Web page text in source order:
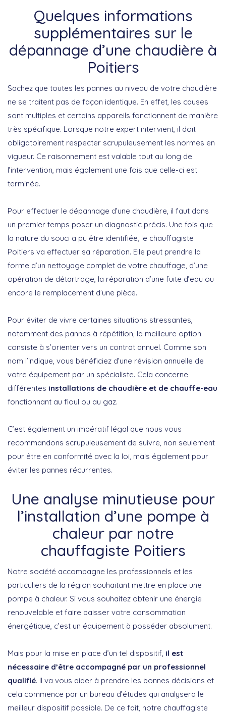
Quelques informations
supplémentaires sur le
dépannage d’une chaudière à
Poitiers
Sachez que toutes les pannes au niveau de votre chaudière
ne se traitent pas de façon identique. En effet, les causes
sont multiples et certains appareils fonctionnent de manière
très spécifique. Lorsque notre expert intervient, il doit
obligatoirement respecter scrupuleusement les normes en
vigueur. Ce raisonnement est valable tout au long de
l’intervention, mais également une fois que celle-ci est
terminée.
Pour effectuer le dépannage d’une chaudière, il faut dans
un premier temps poser un diagnostic précis. Une fois que
la nature du souci a pu être identifiée, le chauffagiste
Poitiers va effectuer sa réparation. Elle peut prendre la
forme d’un nettoyage complet de votre chauffage, d’une
opération de détartrage, la réparation d’une fuite d’eau ou
encore le remplacement d’une pièce.
Pour éviter de vivre certaines situations stressantes,
notamment des pannes à répétition, la meilleure option
consiste à s’orienter vers un contrat annuel. Comme son
nom l’indique, vous bénéficiez d’une révision annuelle de
votre équipement par un spécialiste. Cela concerne
différentes installations de chaudière et de chauffe-eau
fonctionnant au fioul ou au gaz.
C’est également un impératif légal que nous vous
recommandons scrupuleusement de suivre, non seulement
pour être en conformité avec la loi, mais également pour
éviter les pannes récurrentes.
Une analyse minutieuse pour
l’installation d’une pompe à
chaleur par notre
chauffagiste Poitiers
Notre société accompagne les professionnels et les
particuliers de la région souhaitant mettre en place une
pompe à chaleur. Si vous souhaitez obtenir une énergie
renouvelable et faire baisser votre consommation
énergétique, c’est un équipement à posséder absolument.
Mais pour la mise en place d’un tel dispositif, il est
nécessaire d’être accompagné par un professionnel
qualifié. Il va vous aider à prendre les bonnes décisions et
cela commence par un bureau d’études qui analysera le
meilleur dispositif possible. De ce fait, notre chauffagiste